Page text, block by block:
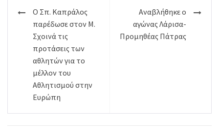
Πλοήγηση
άρθρων
Ο Σπ. Καπράλος
παρέδωσε στον Μ.
Σχοινά τις
προτάσεις των
αθλητών για το
μέλλον του
Αθλητισμού στην
Ευρώπη
Αναβλήθηκε ο
αγώνας Λάρισα-
Προμηθέας Πάτρας